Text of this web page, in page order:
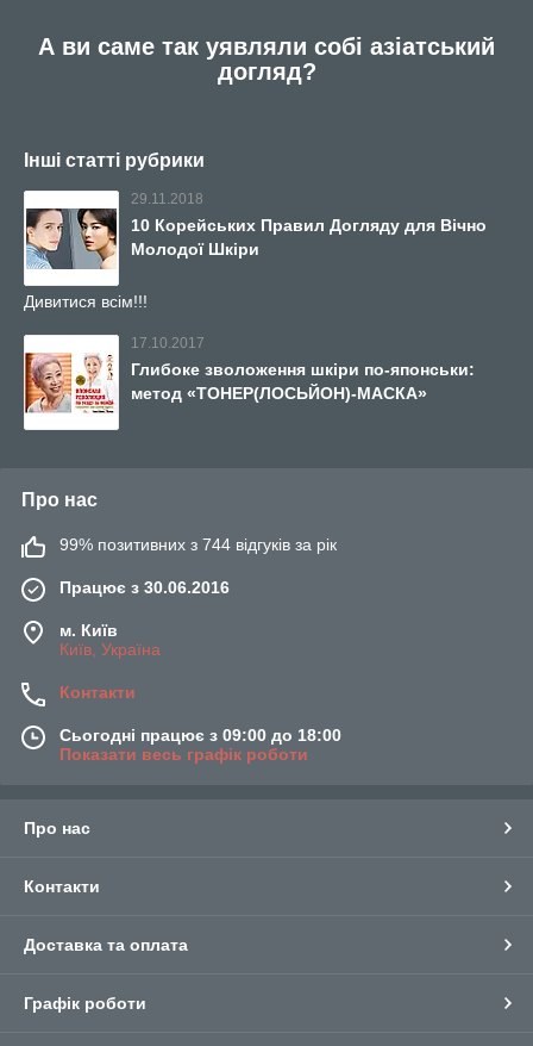
А ви саме так уявляли собі азіатський
догляд?
Інші статті рубрики
29.11.2018
10 Корейських Правил Догляду для Вічно
Молодої Шкіри
Дивитися всім!!!
17.10.2017
Глибоке зволоження шкіри по-японськи:
метод «ТОНЕР(ЛОСЬЙОН)-МАСКА»
Про нас
99% позитивних з 744 відгуків за рік
Працює з 30.06.2016
м. Київ
Київ, Україна
Контакти
Сьогодні працює з 09:00 до 18:00
Показати весь графік роботи
Про нас
Контакти
Доставка та оплата
Графік роботи